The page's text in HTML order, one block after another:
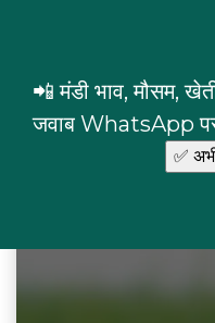
📲 मंडी भाव, मौसम,
जवाब WhatsApp
Login
Home